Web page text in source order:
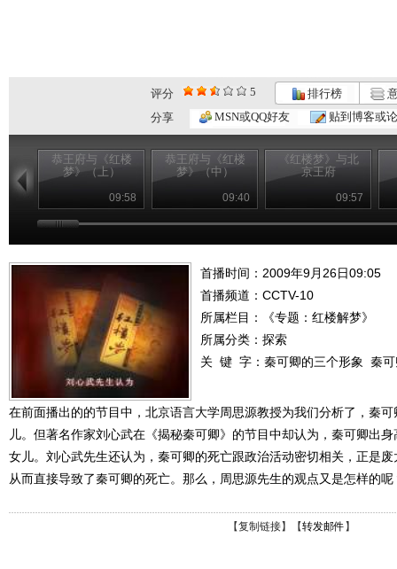
评分 5 排行榜
分享
MSN或QQ好友 贴到博客或
恭王府与《红楼
梦》（上）
09:58
恭王府与《红楼
梦》（中）
09:40
《红楼梦》与北
京王府
09:57
首播时间：2009年9月26日09:05
首播频道： CCTV-10
所属栏目：
《专题：红楼解梦》
所属分类：探索
关 键 字： 秦可卿的三个形象 秦
在前面播出的的节目中，北京语言大学周思源教授为我们分析了，秦
儿。但著名作家刘心武在《揭秘秦可卿》的节目中却认为，秦可卿出
女儿。刘心武先生还认为，秦可卿的死亡跟政治活动密切相关，正是
从而直接导致了秦可卿的死亡。那么，周思源先生的观点又是怎样的呢
【复制链接】【转发邮件 】